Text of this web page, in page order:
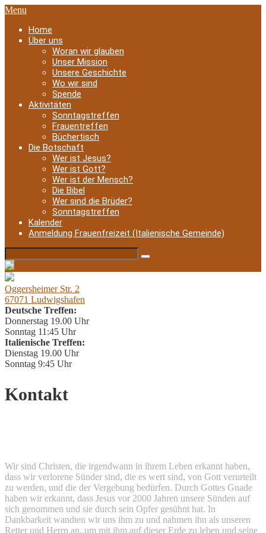
Menu
Home
Über uns
Woran wir glauben
Unser Mission
Unsere Geschichte
Wo wir sind
Spende
Aktivitäten
Sonntagstreffen
Frauentreffen
Büchertisch
Die Botschaft
Wer ist Jesus?
Wer ist Gott?
Wer ist der Mensch?
Die Bibel
Wer sind die Brüder?
Sonntagstreffen
Kalender
Anmeldung Frauenfreizeit (Italienische Gemeinde)
Oggersheimer Str. 2
67071 Ludwigshafen
Deutsche Treffen:
Donnerstag 19.00 Uhr
Sonntag 11:45 Uhr
Italienische Treffen:
Dienstag 19.00 Uhr
Sonntag 9:45 Uhr
Kontakt
Wir sind Christen, die irgendwann in ihrem Leben erkannt haben,
dass wir verlorene Sünder sind, die es wert sind, von Gott verurteilt
zu werden, und die der Vergebung bedürfen. Durch Gottes Gnade
haben wir erkannt, dass Jesus vor 2000 Jahren unsere Sünden auf
sich genommen und sie durch sein Opfer gesühnt hat. In
Dankbarkeit wandten wir uns ihm zu und nahmen ihn als unseren
Retter und Herrn an, um mit ihm auf dieser Erde zu leben und seine